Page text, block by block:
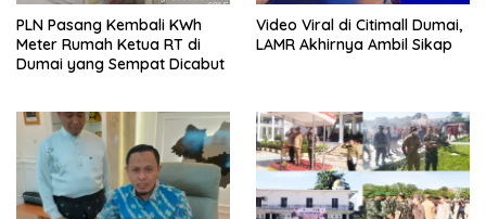
PLN Pasang Kembali KWh
Meter Rumah Ketua RT di
Dumai yang Sempat Dicabut
Video Viral di Citimall Dumai,
LAMR Akhirnya Ambil Sikap